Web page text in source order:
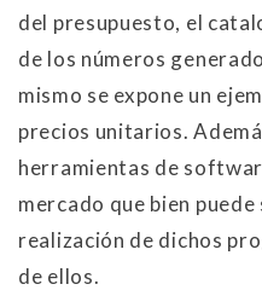
del presupuesto, el
de los números
mismo se expone un
precios unitarios.
herramientas de
mercado que bien
realización de dichos
de ellos.